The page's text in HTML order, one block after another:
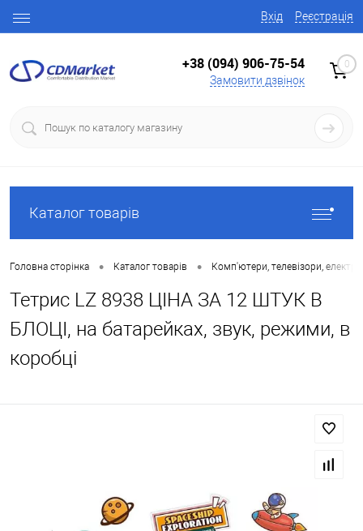
Вхід Реєстрація
+38 (094) 906-75-54
Замовити дзвінок
0
Каталог товарів
Головна сторінка • Каталог товарів • Комп'ютери, телевізори,
Тетрис LZ 8938 ЦІНА ЗА 12 ШТУК В
БЛОЦІ, на батарейках, звук, режими, в
коробці